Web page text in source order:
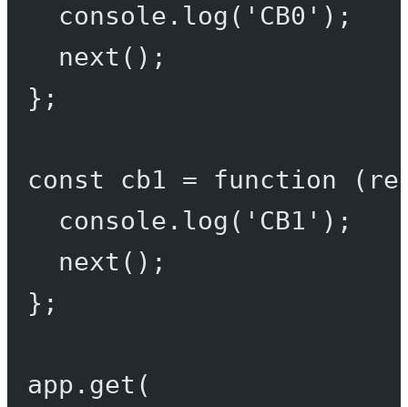
console. log ( 'CB0' );
next ();
};
const cb1 = function (
console. log ( 'CB1' );
next ();
};
app. get (